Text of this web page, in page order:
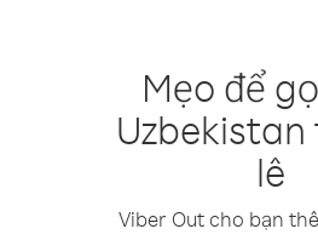
Mẹo để
Uzbekistan
lê
Viber Out cho bạn